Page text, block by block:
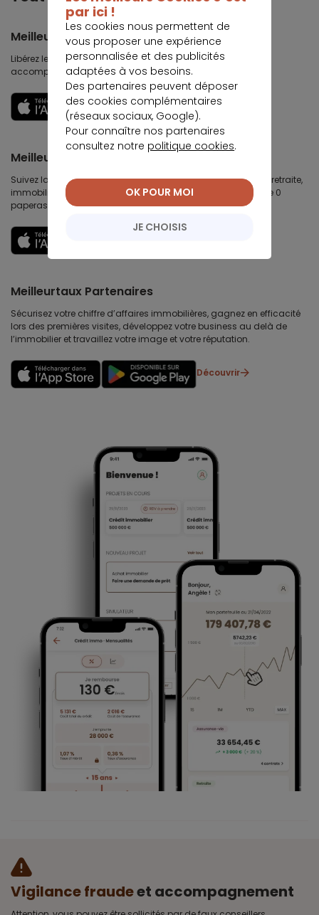
Meilleurtaux
Libérez le potentiel de vos projets : préparez-les, suivez-les,
accomplissez-les.
Découvrir
Meilleurtaux Placement
Suivez la performance de tous vos contrats (assurance vie, retraite,
immobilier, défiscalisation) et re-versez facilement. Garantie 0
paperasse.
Meilleurtaux Partenaires
Sécurisez votre chiffre d’affaires immobilières, gagnez en efficacité
lors des premières visites, développez votre business au delà de
l’immobilier et travaillez votre image et votre réputation.
Découvrir
Vigilance fraudeet accompagnement
par ici !
Les cookies nous permettent de
vous proposer une expérience
personnalisée et des publicités
adaptées à vos besoins.
Des partenaires peuvent déposer
des cookies complémentaires
(réseaux sociaux, Google).
Pour connaître nos partenaires
consultez notre politique cookies.
JE CHOISIS
OK POUR MOI